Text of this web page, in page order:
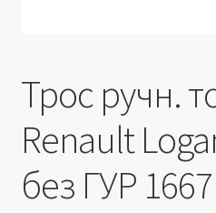
Трос ручн.
Renault
без ГУР